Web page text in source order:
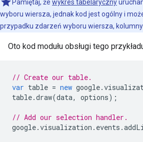
Pamiętaj, że wykres tabelaryczny
wyboru wiersza, jednak kod jest ogólny i
przypadku zdarzeń wyboru wiersza, kolumny
Oto kod modułu obsługi tego
// Create our table.
var table = new google.
table.draw(data, options);
// Add our selection handler.
google.visualization . events .